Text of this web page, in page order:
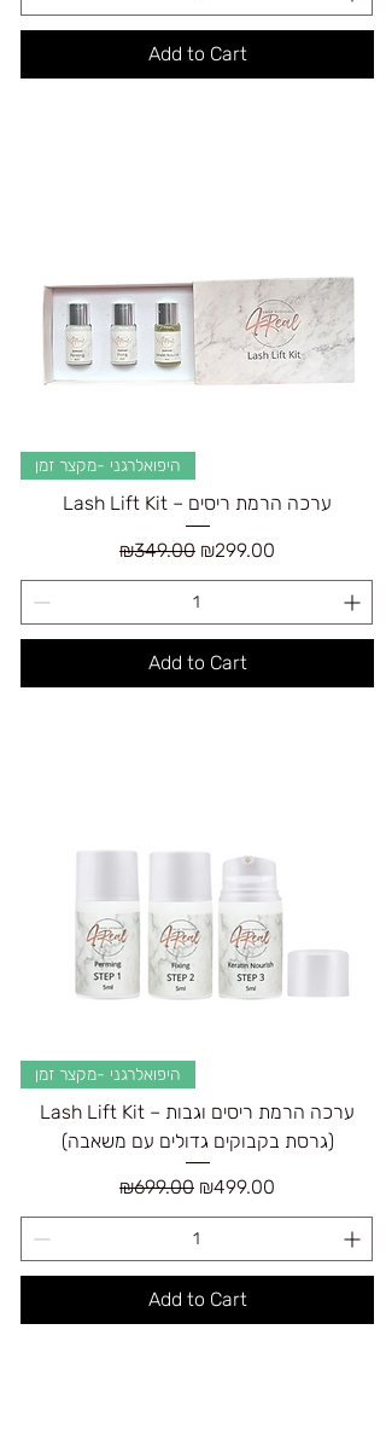
Add to Cart
היפואלרגני -מקצר זמן
Lash Lift Kit – ערכה הרמת ריסים
Regular Price
₪349.00 Sale Price
₪299.00
Add to Cart
היפואלרגני -מקצר זמן
Lash Lift Kit – ערכה הרמת ריסים וגבות
(גרסת בקבוקים גדולים עם משאבה)
Regular Price
₪699.00 Sale Price
₪499.00
Add to Cart